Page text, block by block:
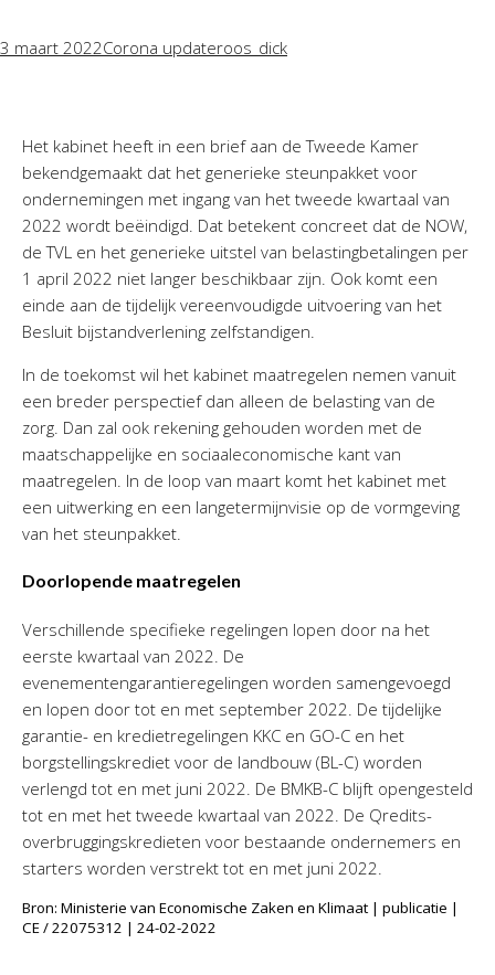
3 maart 2022Corona updateroos_dick
Het kabinet heeft in een brief aan de Tweede Kamer
bekendgemaakt dat het generieke steunpakket voor
ondernemingen met ingang van het tweede kwartaal van
2022 wordt beëindigd. Dat betekent concreet dat de NOW,
de TVL en het generieke uitstel van belastingbetalingen per
1 april 2022 niet langer beschikbaar zijn. Ook komt een
einde aan de tijdelijk vereenvoudigde uitvoering van het
Besluit bijstandverlening zelfstandigen.
In de toekomst wil het kabinet maatregelen nemen vanuit
een breder perspectief dan alleen de belasting van de
zorg. Dan zal ook rekening gehouden worden met de
maatschappelijke en sociaaleconomische kant van
maatregelen. In de loop van maart komt het kabinet met
een uitwerking en een langetermijnvisie op de vormgeving
van het steunpakket.
Doorlopende maatregelen
Verschillende specifieke regelingen lopen door na het
eerste kwartaal van 2022. De
evenementengarantieregelingen worden samengevoegd
en lopen door tot en met september 2022. De tijdelijke
garantie- en kredietregelingen KKC en GO-C en het
borgstellingskrediet voor de landbouw (BL-C) worden
verlengd tot en met juni 2022. De BMKB-C blijft opengesteld
tot en met het tweede kwartaal van 2022. De Qredits-
overbruggingskredieten voor bestaande ondernemers en
starters worden verstrekt tot en met juni 2022.
Bron: Ministerie van Economische Zaken en Klimaat | publicatie |
CE / 22075312 | 24-02-2022